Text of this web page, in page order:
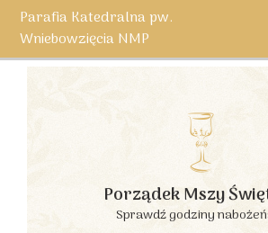
Parafia Katedralna pw.
Wniebowzięcia NMP
Porządek Mszy
Sprawdź godziny